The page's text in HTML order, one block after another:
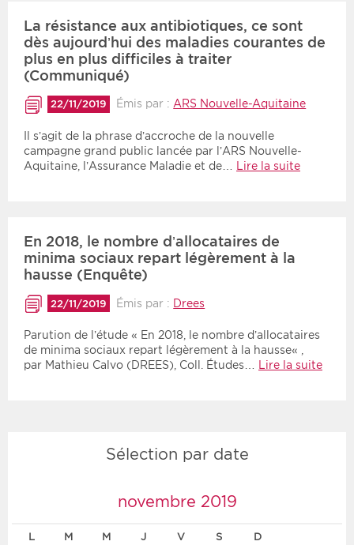
La résistance aux antibiotiques, ce sont
dès aujourd’hui des maladies courantes de
plus en plus difficiles à traiter
(Communiqué)
22/11/2019 Émis par :ARS Nouvelle-Aquitaine
Il s’agit de la phrase d’accroche de la nouvelle
campagne grand public lancée par l’ARS Nouvelle-
Aquitaine, l’Assurance Maladie et de…
Lire la suite
En 2018, le nombre d’allocataires de
minima sociaux repart légèrement à la
hausse (Enquête)
22/11/2019 Émis par : Drees
Parution de l’étude « En 2018, le nombre d’allocataires
de minima sociaux repart légèrement à la hausse« ,
par Mathieu Calvo (DREES), Coll. Études… Lire la suite
Sélection par date
novembre 2019
L M M J V S D